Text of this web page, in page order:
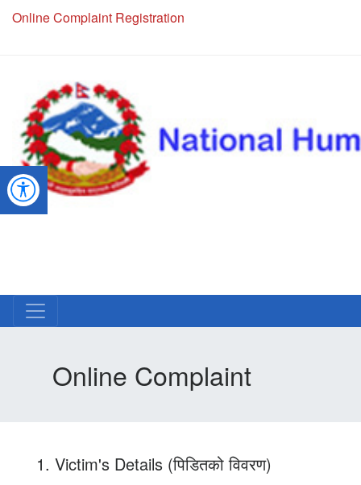
NHRC Hotline - +977-1-5010000 (24 Hours, 365 Days)
Online Complaint
1. Victim's Details (पिडितको विवरण)